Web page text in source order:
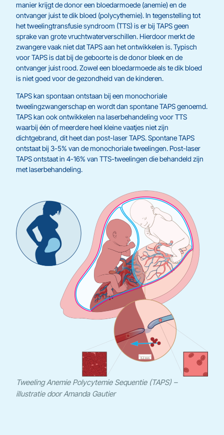
manier krijgt de donor een bloedarmoede (anemie) en de
ontvanger juist te dik bloed (polycythemie). In tegenstelling tot
het tweelingtransfusie syndroom (TTS) is er bij TAPS geen
sprake van grote vruchtwaterverschillen. Hierdoor merkt de
zwangere vaak niet dat TAPS aan het ontwikkelen is. Typisch
voor TAPS is dat bij de geboorte is de donor bleek en de
ontvanger juist rood. Zowel een bloedarmoede als te dik bloed
is niet goed voor de gezondheid van de kinderen.
TAPS kan spontaan ontstaan bij een monochoriale
tweelingzwangerschap en wordt dan spontane TAPS genoemd.
TAPS kan ook ontwikkelen na laserbehandeling voor TTS
waarbij één of meerdere heel kleine vaatjes niet zijn
dichtgebrand, dit heet dan post-laser TAPS. Spontane TAPS
ontstaat bij 3-5% van de monochoriale tweelingen. Post-laser
TAPS ontstaat in 4-16% van TTS-tweelingen die behandeld zijn
met laserbehandeling.
Tweeling Anemie Polycytemie Sequentie (TAPS) –
illustratie door Amanda Gautier